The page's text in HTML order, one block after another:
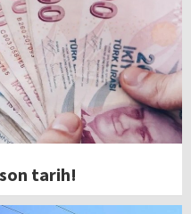
son tarih!